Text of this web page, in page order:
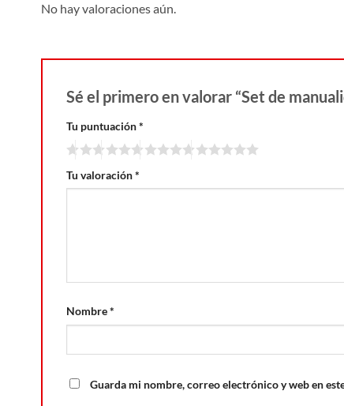
No hay valoraciones aún.
Sé el primero en valorar “Set de
Tu puntuación*
Tu valoración*
Nombre*
Guarda mi nombre, correo electrónico y web en